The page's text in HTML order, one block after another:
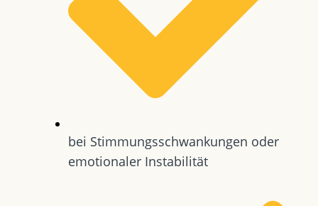
bei Stimmungsschwankungen oder
emotionaler Instabilität